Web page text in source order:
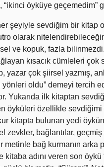
“ikinci öyküye
şeyiyle sevdiğim bir kitap
olarak
ve kopuk, fazla
kısacık cümleleri çok
yazar çok şiirsel yazmış,
oldu” demeyi tercih
Yukarıda ilk kitaptan
öyküleri özellikle sevdiğimi
kitapta bulunan yedi
zevkler, bağlantılar,
metinle bağ kurmanın arka
kitaba adını veren son